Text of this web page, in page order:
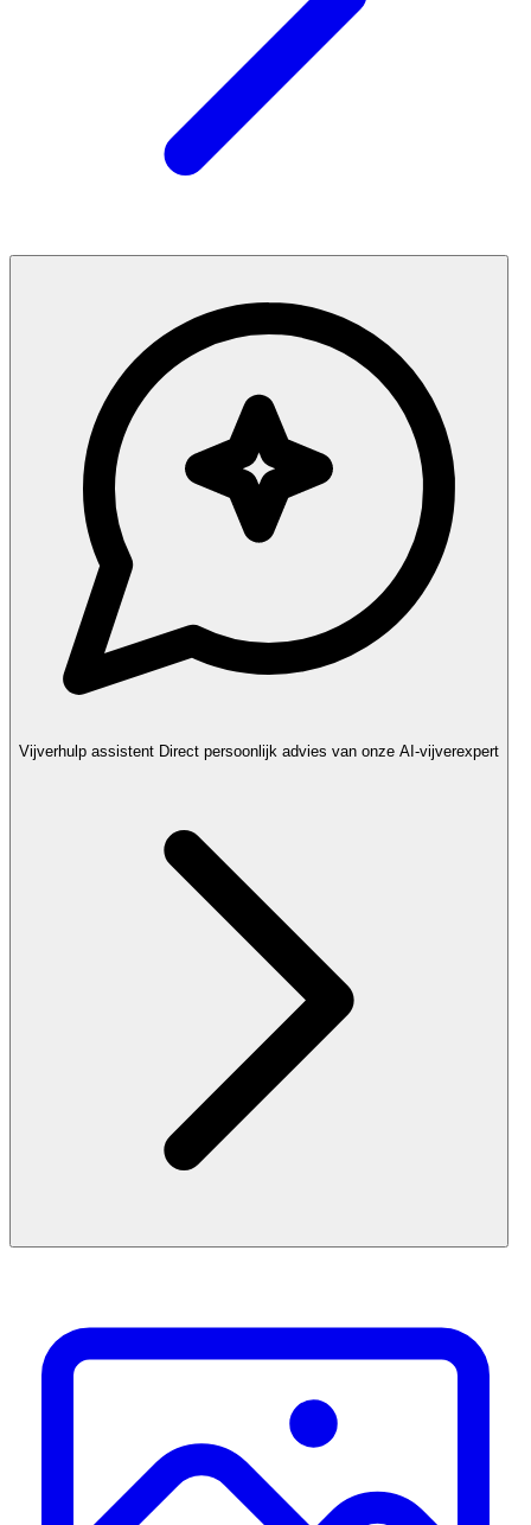
Vijverhulp assistent Direct persoonlijk advies van onze AI-vijverexpert